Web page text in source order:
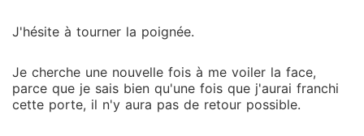
J'hésite à tourner la poignée.
Je cherche une nouvelle fois à me voiler la face,
parce que je sais bien qu'une fois que j'aurai franchi
cette porte, il n'y aura pas de retour possible.